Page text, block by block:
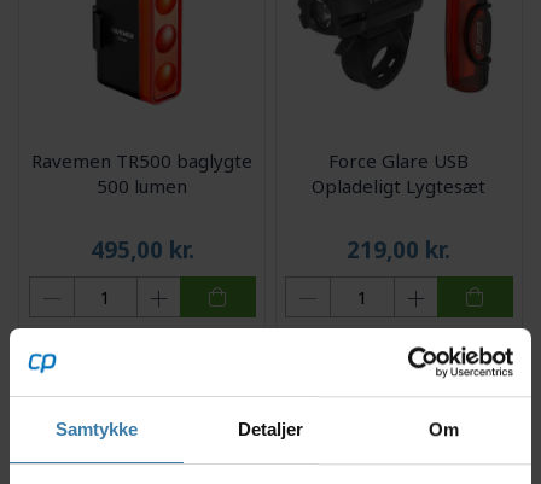
Samtykke Detaljer Om
Ravemen TR500 baglygte
500 lumen
495,00 kr.
Force Glare USB
Opladeligt Lygtesæt
219,00 kr.